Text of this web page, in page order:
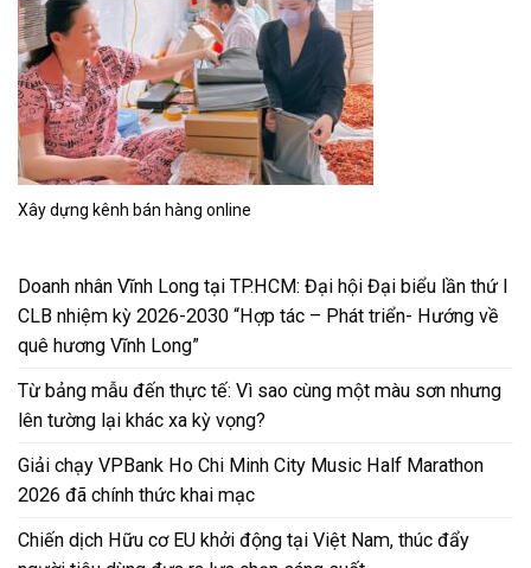
IKI Village – Sống một đời an trú
KINH TẾ NGÀY NAY
334/7/5 Đường Liên Khu 4-5, Phường Bình
Hưng Hòa B, Quận Bình Tân, TP.HCM
Hotline: 0898697135
Email: nguyenthithanhdung0809@gmail.com